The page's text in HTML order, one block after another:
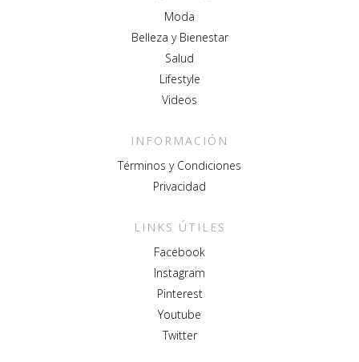
Moda
Belleza y Bienestar
Salud
Lifestyle
Videos
INFORMACIÓN
Términos y Condiciones
Privacidad
LINKS ÚTILES
Facebook
Instagram
Pinterest
Youtube
Twitter